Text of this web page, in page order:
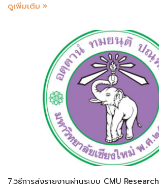
ดูเพิ่มเติม »
7.วิธีการส่งรายงานผ่านระบบ CMU Research